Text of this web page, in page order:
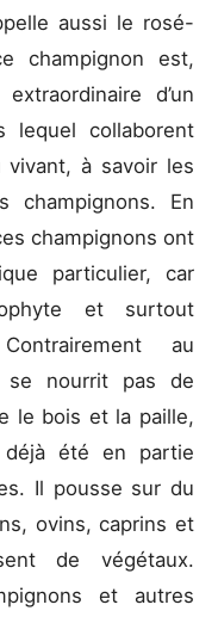
aussi le rosé-
champignon est,
d’un
lequel collaborent
à savoir les
champignons. En
champignons ont
particulier, car
et surtout
au
se nourrit pas de
le bois et la paille,
déjà été en partie
Il pousse sur du
ovins, caprins et
de végétaux.
et autres